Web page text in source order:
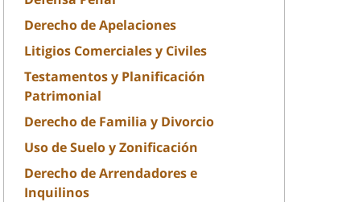
Derecho de Apelaciones
Litigios Comerciales y Civiles
Testamentos y Planificación
Patrimonial
Derecho de Familia y Divorcio
Uso de Suelo y Zonificación
Derecho de Arrendadores e
Inquilinos